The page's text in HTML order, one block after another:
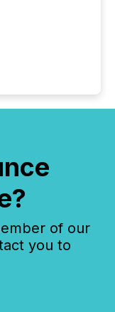
of our
you to